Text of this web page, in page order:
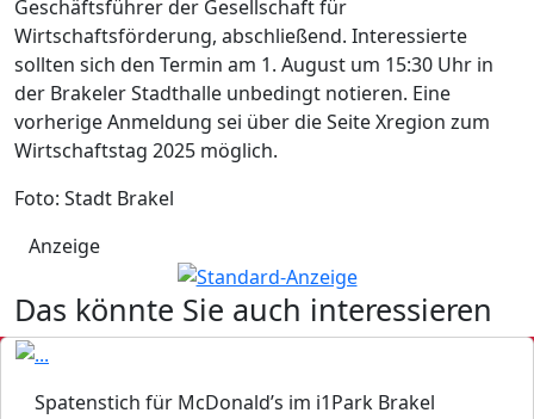
Geschäftsführer der Gesellschaft für
Wirtschaftsförderung, abschließend. Interessierte
sollten sich den Termin am 1. August um 15:30 Uhr in
der Brakeler Stadthalle unbedingt notieren. Eine
vorherige Anmeldung sei über die Seite Xregion zum
Wirtschaftstag 2025 möglich.
Foto: Stadt Brakel
Anzeige
Das könnte Sie auch interessieren
Spatenstich für McDonald’s im i1Park Brakel